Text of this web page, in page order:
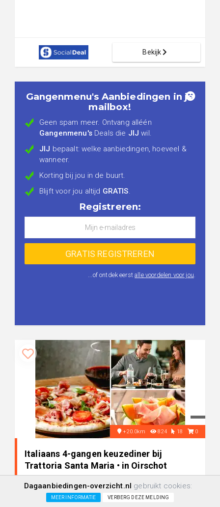
Bekijk
Gangenmenu's Aanbiedingen in je
mailbox!
Geen spam meer. Ontvang alléén
Gangenmenu'sDeals die JIJ wil.
JIJ bepaalt: welke aanbiedingen, hoeveel &
wanneer.
Korting bij jou in de buurt.
Blijft voor jou altijd GRATIS.
Registreren:
...of ontdek eerstalle voordelen voor jou.
+20.0km 824 18 0
Italiaans 4-gangen keuzediner bij
Trattoria Santa Maria • in Oirschot
-34% +/-€ 28,95
€ 43,30
Dagaanbiedingen-overzicht.nl gebruikt cookies:
MEER INFORMATIE VERBERG DEZE MELDING